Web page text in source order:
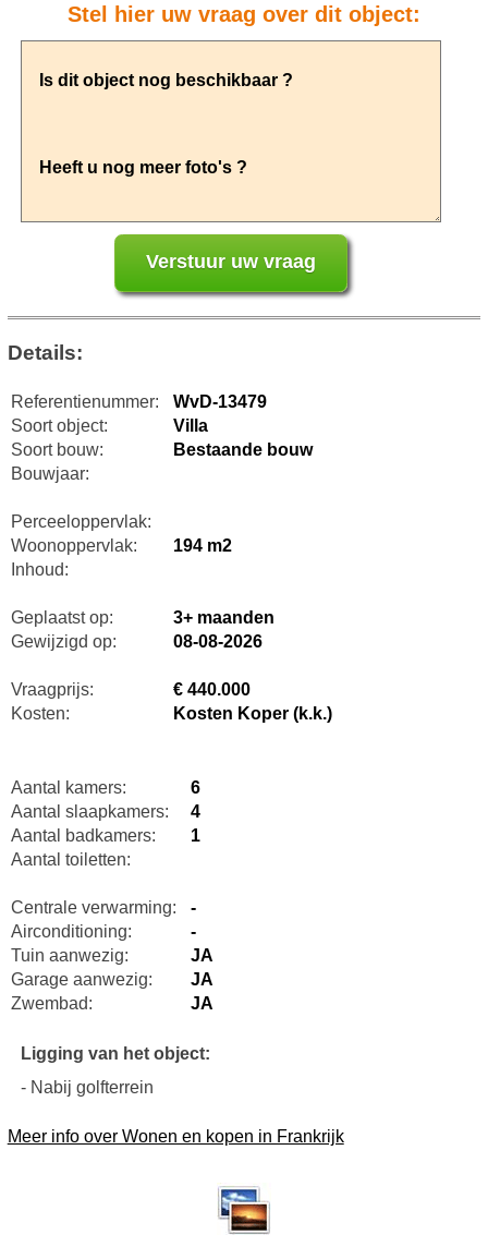
Stel hier uw vraag over dit object:
Details:
Referentienummer:
WvD-13479
Soort object:
Villa
Soort bouw:
Bestaande bouw
Bouwjaar:
Perceeloppervlak:
Woonoppervlak:
194 m2
Inhoud:
Geplaatst op:
3+ maanden
Gewijzigd op:
08-08-2026
Vraagprijs:
€ 440.000
Kosten:
Kosten Koper (k.k.)
Aantal kamers:
6
Aantal slaapkamers:
4
Aantal badkamers:
1
Aantal toiletten:
Centrale verwarming:
-
Airconditioning:
-
Tuin aanwezig:
JA
Garage aanwezig:
JA
Zwembad:
JA
Ligging van het object:
- Nabij golfterrein
Meer info over Wonen en kopen in Frankrijk